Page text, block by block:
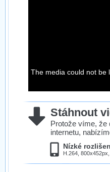
ve formátu, který
proto je ke stažení
The media could not be
Stáhnout
Protože víme, že
internetu,
Nízké
H.264,